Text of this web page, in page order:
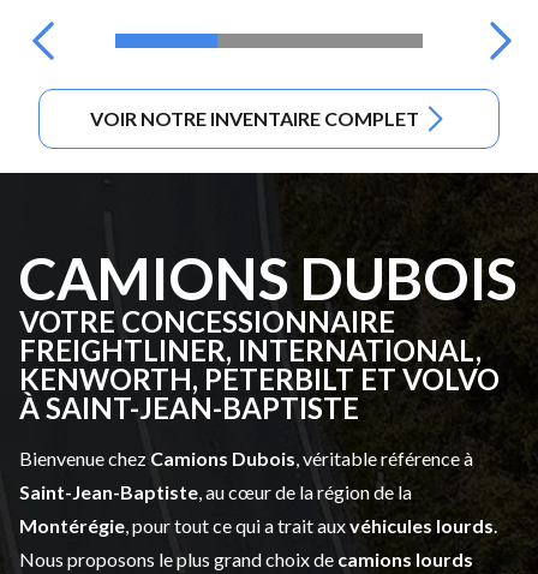
VOIR NOTRE INVENTAIRE COMPLET
CAMIONS DUBOIS
VOTRE CONCESSIONNAIRE
FREIGHTLINER, INTERNATIONAL,
KENWORTH, PETERBILT ET VOLVO
À SAINT-JEAN-BAPTISTE
Bienvenue chez Camions Dubois , véritable référence à
Saint-Jean-Baptiste , au cœur de la région de la
Montérégie , pour tout ce qui a trait auxvéhicules lourds
Nous proposons le plus grand choix de camions lourds